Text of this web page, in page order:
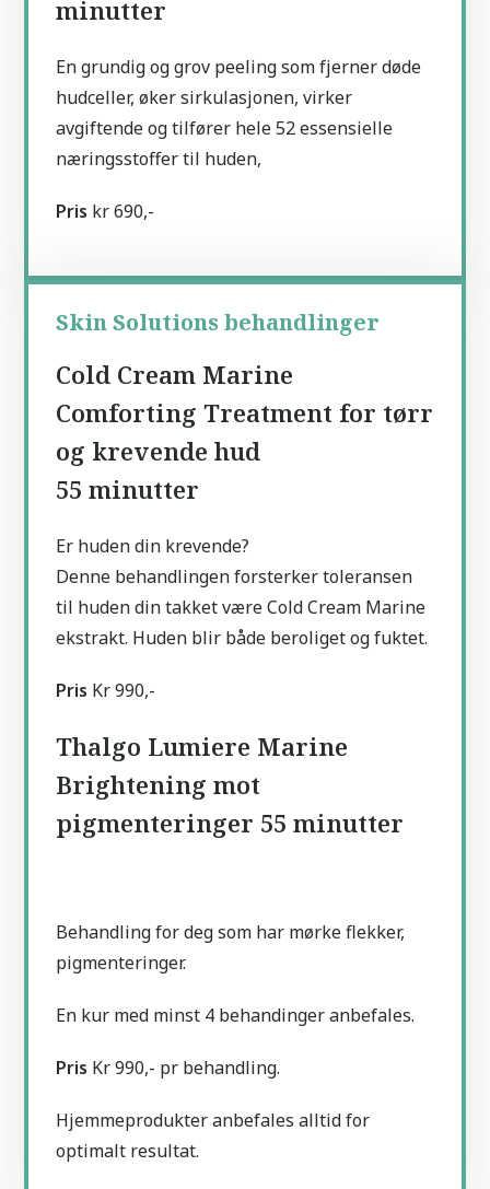
minutter
En grundig og grov peeling som fjerner døde
hudceller, øker sirkulasjonen, virker
avgiftende og tilfører hele 52 essensielle
næringsstoffer til huden,
Pris kr 690,-
Skin Solutions behandlinger
Cold Cream Marine
Comforting Treatment for tørr
og krevende hud
55 minutter
Er huden din krevende?
Denne behandlingen forsterker toleransen
til huden din takket være Cold Cream Marine
ekstrakt. Huden blir både beroliget og fuktet.
Pris Kr 990,-
Thalgo Lumiere Marine
Brightening mot
pigmenteringer 55 minutter
Behandling for deg som har mørke flekker,
pigmenteringer.
En kur med minst 4 behandinger anbefales.
Pris Kr 990,- pr behandling.
Hjemmeprodukter anbefales alltid for
optimalt resultat.